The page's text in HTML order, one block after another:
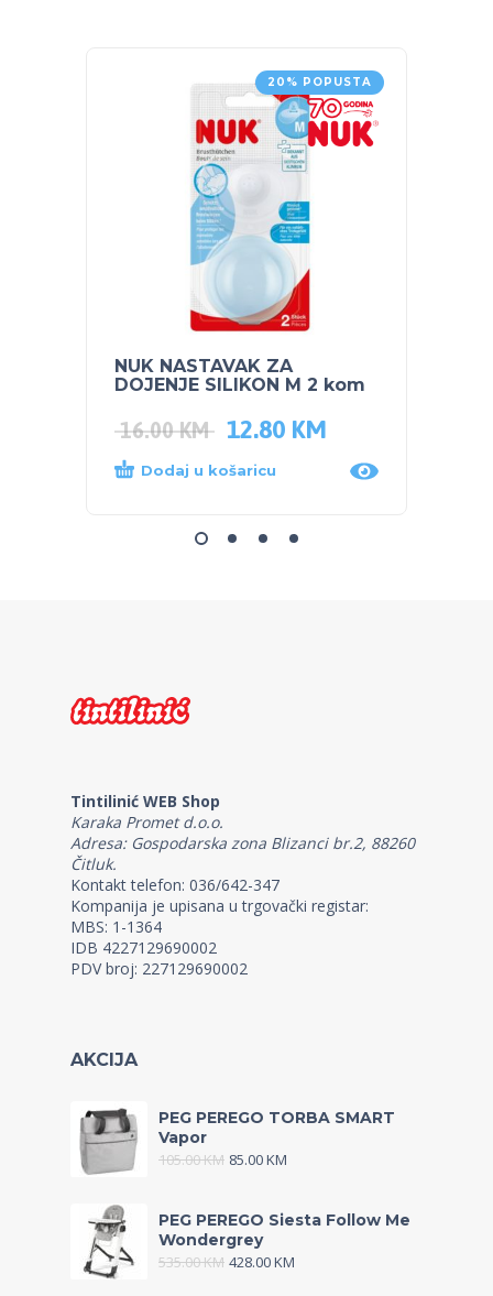
20% POPUSTA
NUK NASTAVAK ZA
DOJENJE SILIKON M 2 kom
16.00KM 12.80 KM
Dodaj u košaricu
Tintilinić WEB Shop
Karaka Promet d.o.o.
Adresa: Gospodarska zona Blizanci br.2, 88260
Čitluk.
Kontakt telefon: 036/642-347
Kompanija je upisana u trgovački registar:
MBS: 1-1364
IDB 4227129690002
PDV broj: 227129690002
AKCIJA
PEG PEREGO TORBA SMART
Vapor
105.00KM 85.00KM
PEG PEREGO Siesta Follow Me
Wondergrey
535.00KM 428.00KM